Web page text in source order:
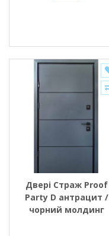
Двері Страж Proof
Party D антрацит /
чорний молдинг